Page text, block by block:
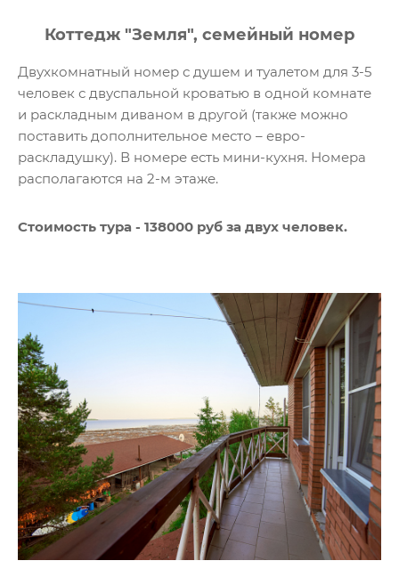
Коттедж "Земля", семейный номер
Двухкомнатный номер с душем и туалетом для 3-5
человек с двуспальной кроватью в одной комнате
и раскладным диваном в другой (также можно
поставить дополнительное место – евро-
раскладушку). В номере есть мини-кухня. Номера
располагаются на 2-м этаже.
Стоимость тура - 138000 руб за двух человек.